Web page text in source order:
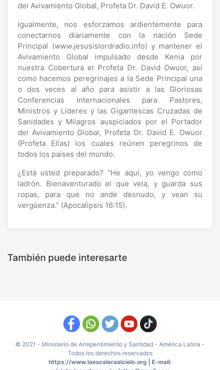
del Avivamiento Global, Profeta Dr. David E. Owuor.
Igualmente, nos esforzamos ardientemente para
conectarnos diariamente con la nación Sede
Principal (www.jesusislordradio.info) y mantener el
Avivamiento Global impulsado desde Kenia por
nuestra Cobertura el Profeta Dr. David Owuor, así
como hacemos peregrinajes a la Sede Principal una
o dos veces al año para asistir a las Gloriosas
Conferencias Internacionales para Pastores,
Ministros y Líderes y las Gigantescas Cruzadas de
Sanidades y Milagros auspiciados por el Portador
del Avivamiento Global, Profeta Dr. David E. Owuor
(Profeta Elías) los cuales reúnen peregrinos de
todos los países del mundo.
¿Está usted preparado? “He aquí, yo vengo como
ladrón. Bienaventurado el que vela, y guarda sus
ropas, para que no ande desnudo, y vean su
vergüenza.” (Apocalipsis 16:15).
También puede interesarte
© 2021 - Ministerio de Arrepentimiento y Santidad - América Latina -
Todos los derechos reservados
https://www.laescaleraalcielo.org | E-mail: